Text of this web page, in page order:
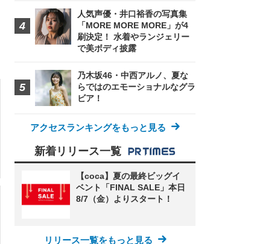
人気声優・井口裕香の写真集
「MORE MORE MORE」が4
刷決定！ 水着やランジェリー
で美ボディ披露
乃木坂46・中西アルノ、夏な
らではのエモーショナルなグラ
ビア！
アクセスランキングをもっと見る
新着リリース一覧
【coca】夏の最終ビッグイ
ベント「FINAL SALE」本日
8/7（金）よりスタート！
リリース一覧をもっと見る